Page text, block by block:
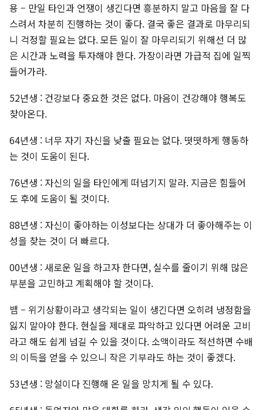
용 – 만일 타인과 언쟁이 생긴다면 흥분하지 말고 마음을 잘 다
스려서 차분히 진행하는 것이 좋다. 결국 좋은 결과로 마무리되
니 걱정할 필요는 없다. 모든 일이 잘 마무리되기 위해선 더 많
은 시간과 노력을 투자해야 한다. 가장이라면 가급적 집에 일찍
들어가라.
52년생 : 건강보다 중요한 것은 없다. 마음이 건강해야 행복도
찾아온다.
64년생 : 너무 자기 자신을 낮출 필요는 없다. 떳떳하게 행동하
는 것이 도움이 된다.
76년생 : 자신의 일을 타인에게 떠넘기지 말라. 지금은 힘들어
도 후에 도움이 될 것이다.
88년생 : 자신이 좋아하는 이성보다는 상대가 더 좋아해주는 이
성을 찾는 것이 더 빠르다.
00년생 : 새로운 일을 하고자 한다면, 실수를 줄이기 위해 많은
부분을 고민하고 계획해야 할 것이다.
뱀 – 위기상황이라고 생각되는 일이 생긴다면 오히려 냉정함을
잃지 말아야 한다. 현실을 제대로 파악하고 있다면 어려운 고비
라고 해도 쉽게 넘길 수 있을 것이다. 소액이라도 적선하면 수배
의 이득을 얻을 수 있으니 작은 기부라도 하는 것이 좋겠다.
53년생 : 망설이다 진행해 온 일을 망치게 될 수 있다.